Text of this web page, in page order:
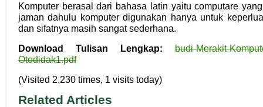
Komputer berasal dari bahasa latin yaitu computare
jaman dahulu komputer digunakan hanya untuk
dan sifatnya masih sangat sederhana.
Download Tulisan Lengkap: budi-Merakit-
Otodidak1.pdf
(Visited 2,230 times, 1 visits today)
Related Articles